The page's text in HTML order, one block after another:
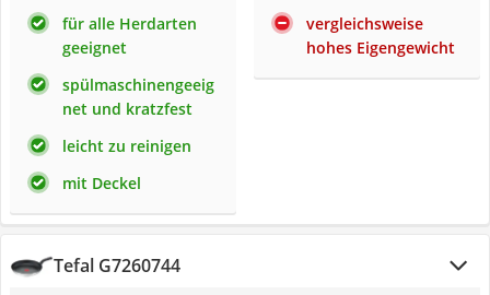
für alle Herdarten
geeignet
spülmaschinengeeig
net und kratzfest
leicht zu reinigen
mit Deckel
vergleichsweise
hohes Eigengewicht
Tefal G7260744